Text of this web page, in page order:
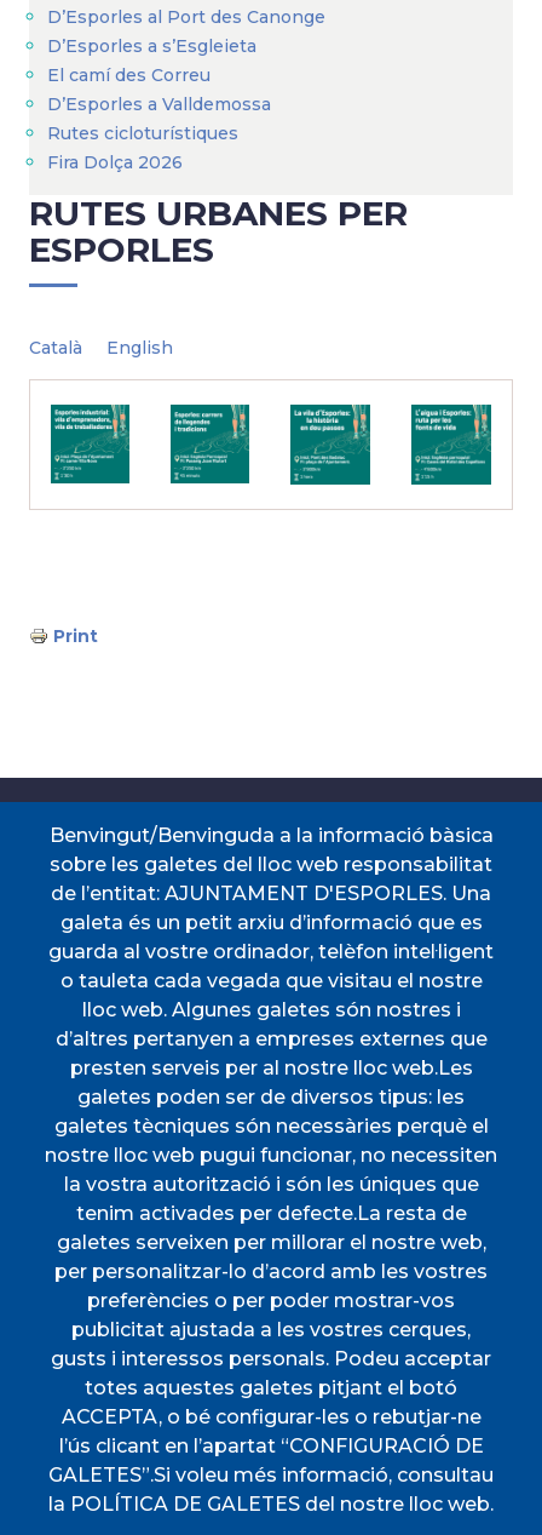
D’Esporles al Port des Canonge
D’Esporles a s’Esgleieta
El camí des Correu
D’Esporles a Valldemossa
Rutes cicloturístiques
Fira Dolça 2026
RUTES URBANES PER
ESPORLES
Català English
Print
Accessos directes
CERTIFICAT DE VIATGE PERFIL DEL
CONTRACTANT
PORTAL DE
TRANSPARÈNCIA
SEU ELECTRÒNICA
TAULER D'ANUNCIS
TRANSPORT
Menú
INICI
AJUNTAMENT
DESCOBREIX ESPORLES
VIURE A ESPORLES
TOTES LES NOTÍCIES
CIF P0702000A. CP: 07190
Direccions
Plaça de l'Ajuntament, 1
Benvingut/Benvinguda a la informació bàsica
sobre les galetes del lloc web responsabilitat
de l’entitat: AJUNTAMENT D'ESPORLES. Una
galeta és un petit arxiu d’informació que es
guarda al vostre ordinador, telèfon intel·ligent
o tauleta cada vegada que visitau el nostre
lloc web. Algunes galetes són nostres i
d’altres pertanyen a empreses externes que
presten serveis per al nostre lloc web.Les
galetes poden ser de diversos tipus: les
galetes tècniques són necessàries perquè el
nostre lloc web pugui funcionar, no necessiten
la vostra autorització i són les úniques que
tenim activades per defecte.La resta de
galetes serveixen per millorar el nostre web,
per personalitzar-lo d’acord amb les vostres
preferències o per poder mostrar-vos
publicitat ajustada a les vostres cerques,
gusts i interessos personals. Podeu acceptar
totes aquestes galetes pitjant el botó
ACCEPTA, o bé configurar-les o rebutjar-ne
l’ús clicant en l’apartat “CONFIGURACIÓ DE
GALETES”.Si voleu més informació, consultau
la POLÍTICA DE GALETES del nostre lloc web.